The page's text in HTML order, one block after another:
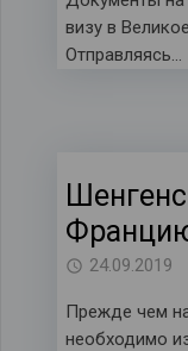
визу в
Отправляясь…
24.09.2019
Прежде чем
необходимо